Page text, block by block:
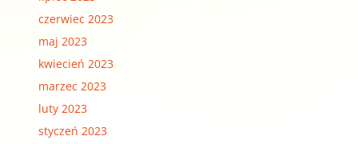
czerwiec 2023
maj 2023
kwiecień 2023
marzec 2023
luty 2023
styczeń 2023